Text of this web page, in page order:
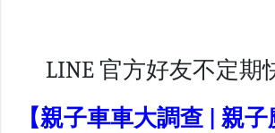
LINE 官方好友不定期
【親子車車大調查 | 親子